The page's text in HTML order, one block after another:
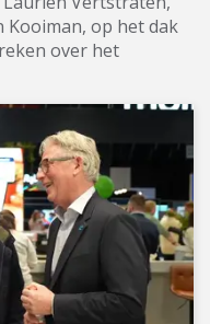
op het dak
over het
Kooiman. WinSys
cloud-
kiezen en te
gebouwd en
Ook is
de wifi-
mobiel),
Teams, et cetera.
Kooiman stelt
gevaarlijk is en dat